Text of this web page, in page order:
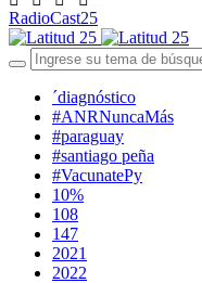
RadioCast25
´diagnóstico
#ANRNuncaMás
#paraguay
#santiago peña
#VacunatePy
10%
108
147
2021
2022